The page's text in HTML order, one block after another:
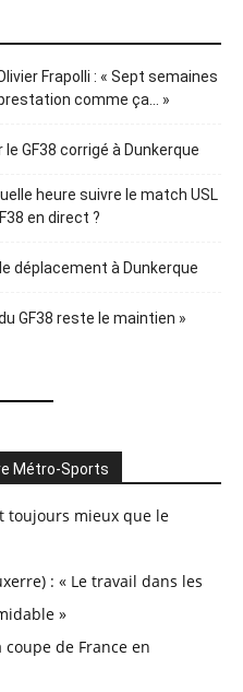
Frapolli : « Sept semaines
comme ça… »
GF38 corrigé à Dunkerque
heure suivre le match USL
en direct ?
déplacement à Dunkerque
GF38 reste le maintien »
Métro-Sports
toujours mieux que le
: « Le travail dans les
»
de France en